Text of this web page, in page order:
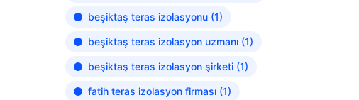
beşiktaş teras izolasyonu(1)
beşiktaş teras izolasyon uzmanı(1)
beşiktaş teras izolasyon şirketi(1)
fatih teras izolasyon firması(1)